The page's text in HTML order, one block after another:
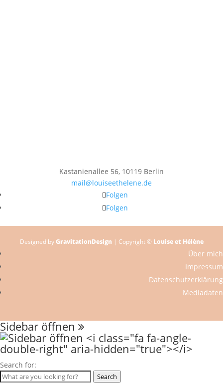
Kastanienallee 56, 10119 Berlin
mail@louiseethelene.de
Folgen
Folgen
Designed byGravitationDesign | Copyright © Louise et Hélène
Über mich
Impressum
Datenschutzerklärung
Mediadaten
Sidebar öffnen
Search for:
Search